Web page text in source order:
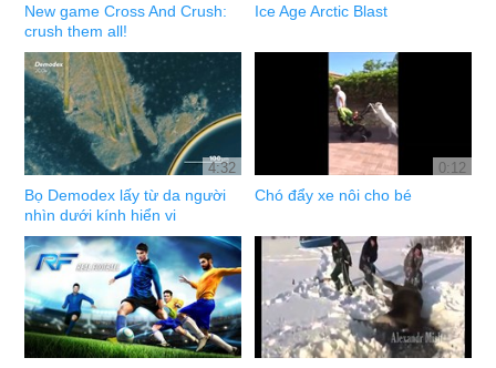
New game Cross And Crush:
crush them all!
Ice Age Arctic Blast
4:32
Bọ Demodex lấy từ da người
nhìn dưới kính hiển vi
0:12
Chó đẩy xe nôi cho bé